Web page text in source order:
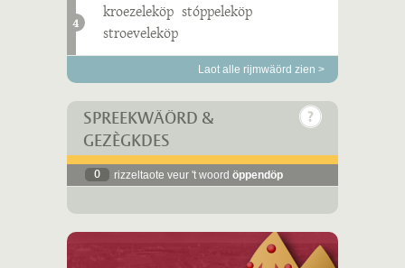
4
kroezeleköp stóppeleköp
stroeveleköp
Laot alle rijmwäörd zien >
SPREEKWÄÖRD &
GEZÈGKDES
0 rizzeltaote veur 't woord öppendöp